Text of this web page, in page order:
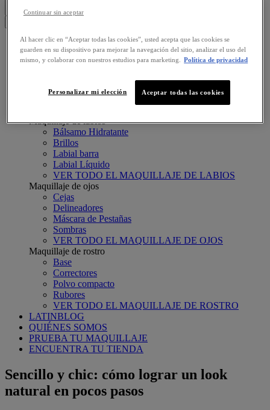
Search this site
NUESTROS PRODUCTOS
NUESTROS PRODUCTOS
Esmaltes de uñas
Esmaltes color
Maquillaje de labios
Bálsamo Hidratante
Brillos
Labial barra
Labial Líquido
VER TODO EL MAQUILLAJE DE LABIOS
Maquillaje de ojos
Cejas
Delineadores
Máscara de Pestañas
Sombras
VER TODO EL MAQUILLAJE DE OJOS
Maquillaje de rostro
Base
Correctores
Polvo compacto
Rubores
VER TODO EL MAQUILLAJE DE ROSTRO
LATINBLOG
QUIÉNES SOMOS
PRUEBA TU MAQUILLAJE
ENCUENTRA TU TIENDA
Sencillo y chic: cómo lograr un look
natural en pocos pasos
Al hacer clic en “Aceptar todas las cookies”, usted acepta que las cookies se
guarden en su dispositivo para mejorar la navegación del sitio, analizar el uso del
mismo, y colaborar con nuestros estudios para marketing.
Política de privacidad
Aceptar todas las cookies
Personalizar mi elección
Continuar sin aceptar